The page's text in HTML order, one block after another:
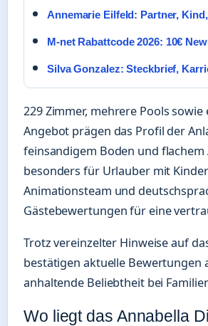
Annemarie Eilfeld: Partner,
M-net Rabattcode 2026: 10€
Silva Gonzalez: Steckbrief,
229 Zimmer, mehrere Pools
Angebot prägen das Profil der
feinsandigem Boden und
besonders für Urlauber mit
Animationsteam und
Gästebewertungen für eine
Trotz vereinzelter Hinweise auf
bestätigen aktuelle Bewertungen
anhaltende Beliebtheit bei
Wo liegt das Annabella